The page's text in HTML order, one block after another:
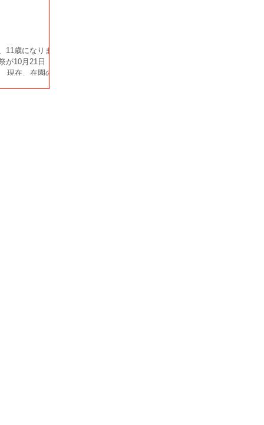
11歳になります
が10月21日
現在、在園のお